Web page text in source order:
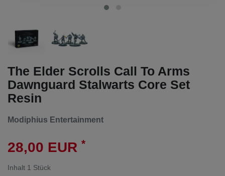
The Elder Scrolls Call To Arms
Dawnguard Stalwarts Core Set
Resin
Modiphius Entertainment
28,00 EUR *
Inhalt 1 Stück